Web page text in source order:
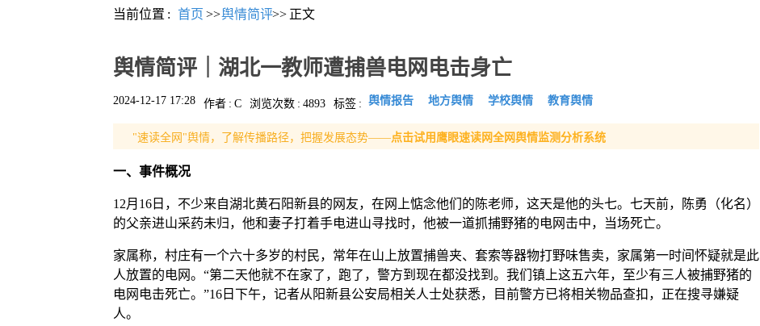
当前位置 : 首页 >>舆情简评>> 正文
舆情简评｜湖北一教师遭捕兽电网电击身亡
2024-12-17 17:28 作者 : C 浏览次数 : 4893 标签 : 教育舆情
学校舆情
地方舆情
舆情报告
"速读全网"舆情，了解传播路径，把握发展态势——点击试用鹰眼速读网全网舆情监测分析系统
一、 事件概况
12月16日，不少来自湖北黄石阳新县的网友，在网上惦念他们的陈老师，这天是他的头七。七天前，陈勇（化名）
的父亲进山采药未归，他和妻子打着手电进山寻找时，他被一道抓捕野猪的电网击中，当场死亡。
家属称，村庄有一个六十多岁的村民，常年在山上放置捕兽夹、套索等器物打野味售卖，家属第一时间怀疑就是此
人放置的电网。“第二天他就不在家了，跑了，警方到现在都没找到。我们镇上这五六年，至少有三人被捕野猪的
电网电击死亡。”16日下午，记者从阳新县公安局相关人士处获悉，目前警方已将相关物品查扣，正在搜寻嫌疑
人。